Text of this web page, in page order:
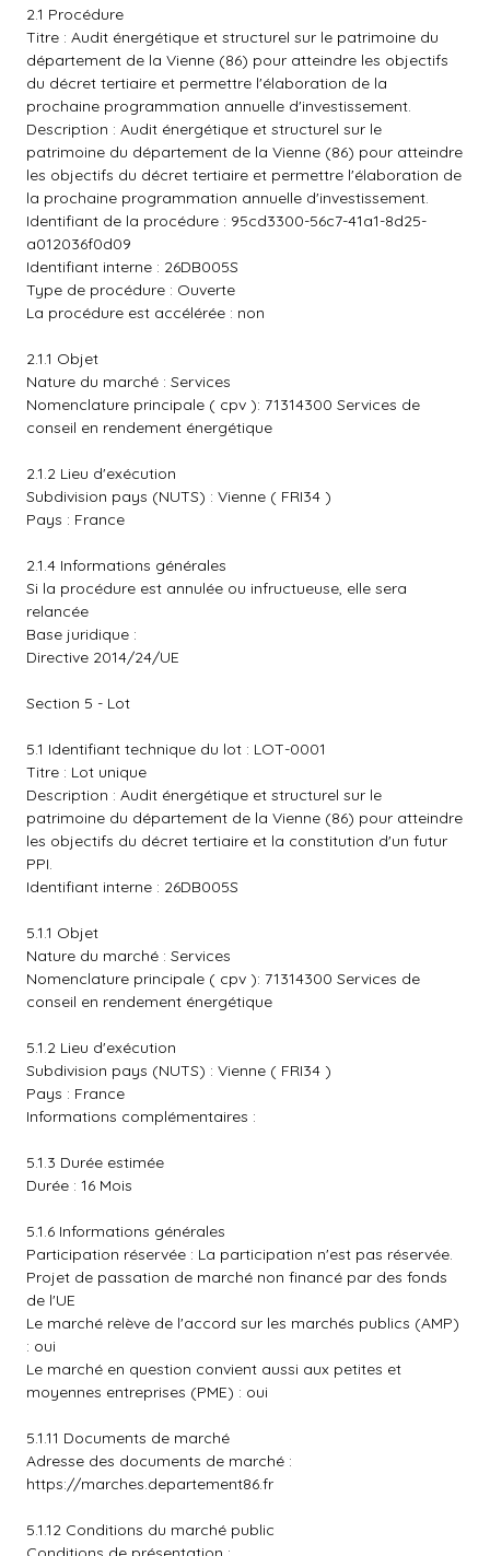
2.1 Procédure
Titre : Audit énergétique et structurel sur le patrimoine du
département de la Vienne (86) pour atteindre les objectifs
du décret tertiaire et permettre l'élaboration de la
prochaine programmation annuelle d'investissement.
Description : Audit énergétique et structurel sur le
patrimoine du département de la Vienne (86) pour atteindre
les objectifs du décret tertiaire et permettre l'élaboration de
la prochaine programmation annuelle d'investissement.
Identifiant de la procédure : 95cd3300-56c7-41a1-8d25-
a012036f0d09
Identifiant interne : 26DB005S
Type de procédure : Ouverte
La procédure est accélérée : non
2.1.1 Objet
Nature du marché : Services
Nomenclature principale ( cpv ): 71314300 Services de
conseil en rendement énergétique
2.1.2 Lieu d'exécution
Subdivision pays (NUTS) : Vienne ( FRI34 )
Pays : France
2.1.4 Informations générales
Si la procédure est annulée ou infructueuse, elle sera
relancée
Base juridique :
Directive 2014/24/UE
Section 5 - Lot
5.1 Identifiant technique du lot : LOT-0001
Titre : Lot unique
Description : Audit énergétique et structurel sur le
patrimoine du département de la Vienne (86) pour atteindre
les objectifs du décret tertiaire et la constitution d'un futur
PPI.
Identifiant interne : 26DB005S
5.1.1 Objet
Nature du marché : Services
Nomenclature principale ( cpv ): 71314300 Services de
conseil en rendement énergétique
5.1.2 Lieu d'exécution
Subdivision pays (NUTS) : Vienne ( FRI34 )
Pays : France
Informations complémentaires :
5.1.3 Durée estimée
Durée : 16 Mois
5.1.6 Informations générales
Participation réservée : La participation n'est pas réservée.
Projet de passation de marché non financé par des fonds
de l'UE
Le marché relève de l'accord sur les marchés publics (AMP)
: oui
Le marché en question convient aussi aux petites et
moyennes entreprises (PME) : oui
5.1.11 Documents de marché
Adresse des documents de marché :
https://marches.departement86.fr
5.1.12 Conditions du marché public